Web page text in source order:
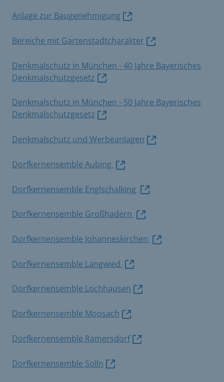
Anlage zur Baugenehmigung
Bereiche mit Gartenstadtcharakter
Denkmalschutz in München - 40 Jahre Bayerisches
Denkmalschutzgesetz
Denkmalschutz in München - 50 Jahre Bayerisches
Denkmalschutzgesetz
Denkmalschutz und Werbeanlagen
Dorfkernensemble Aubing
Dorfkernensemble Englschalking
Dorfkernensemble Großhadern
Dorfkernensemble Johanneskirchen
Dorfkernensemble Langwied
Dorfkernensemble Lochhausen
Dorfkernensemble Moosach
Dorfkernensemble Ramersdorf
Dorfkernensemble Solln